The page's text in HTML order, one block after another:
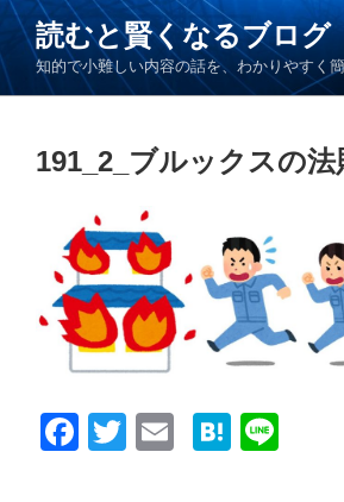
コ
テ
ン
読むと賢くなるブログ
知的で小難しい内容の話を、わかりやすく
191_2_ブルックスの法
F
T
H